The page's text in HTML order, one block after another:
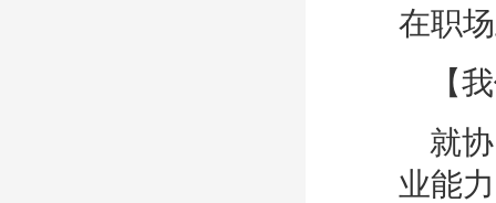
在职
【
就
业能